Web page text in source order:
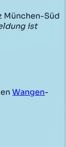
München-Süd
ist
Wangen-